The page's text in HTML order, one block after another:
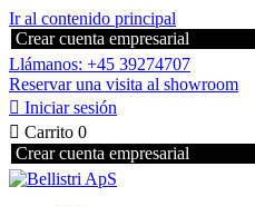
Ir al contenido principal
Crear cuenta empresarial
Llámanos: +45 39274707
Reservar una visita al showroom
 Iniciar sesión
 Carrito 0
Crear cuenta empresarial